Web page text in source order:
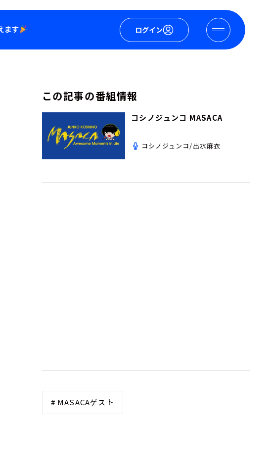
ログイン
この記事の番組情報
コシノジュンコ MASACA
コシノジュンコ/出水麻衣
# MASACAゲスト